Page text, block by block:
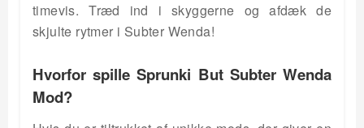
timevis. Træd ind i skyggerne og afdæk de
skjulte rytmer i Subter Wenda!
Hvorfor spille Sprunki But Subter Wenda
Mod?